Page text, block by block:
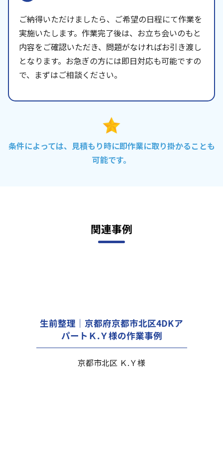
ご納得いただけましたら、ご希望の日程にて作業を
実施いたします。作業完了後は、お立ち会いのもと
内容をご確認いただき、問題がなければお引き渡し
となります。お急ぎの方には即日対応も可能ですの
で、まずはご相談ください。
条件によっては、見積もり時に即作業に取り掛かることも
可能です。
関連事例
生前整理｜京都府京都市北区4DKア
パートＫ.Ｙ様の作業事例
京都市北区 Ｋ.Ｙ様